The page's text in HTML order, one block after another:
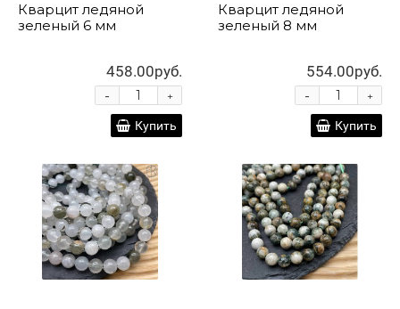
Кварцит ледяной
зеленый 6 мм
458.00руб.
+
-
Купить
Кварцит ледяной
зеленый 8 мм
554.00руб.
+
-
Купить